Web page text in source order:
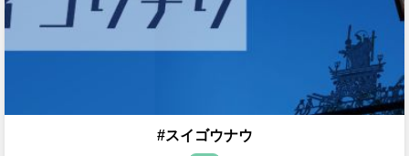
#スイゴウナウ